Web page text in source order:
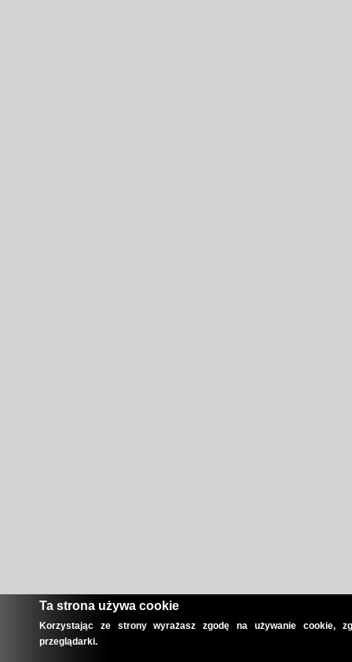
Ta strona używa cookie
Korzystając ze strony wyrażasz zgodę na używanie cookie,
przeglądarki.